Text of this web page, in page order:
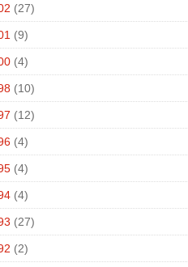
(27)
(9)
(4)
(10)
(12)
(4)
(4)
(4)
(27)
(2)